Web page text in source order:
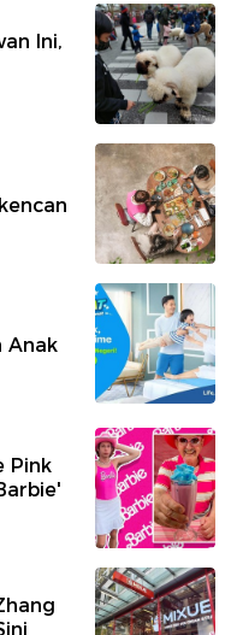
Ini,
Anak
Pink